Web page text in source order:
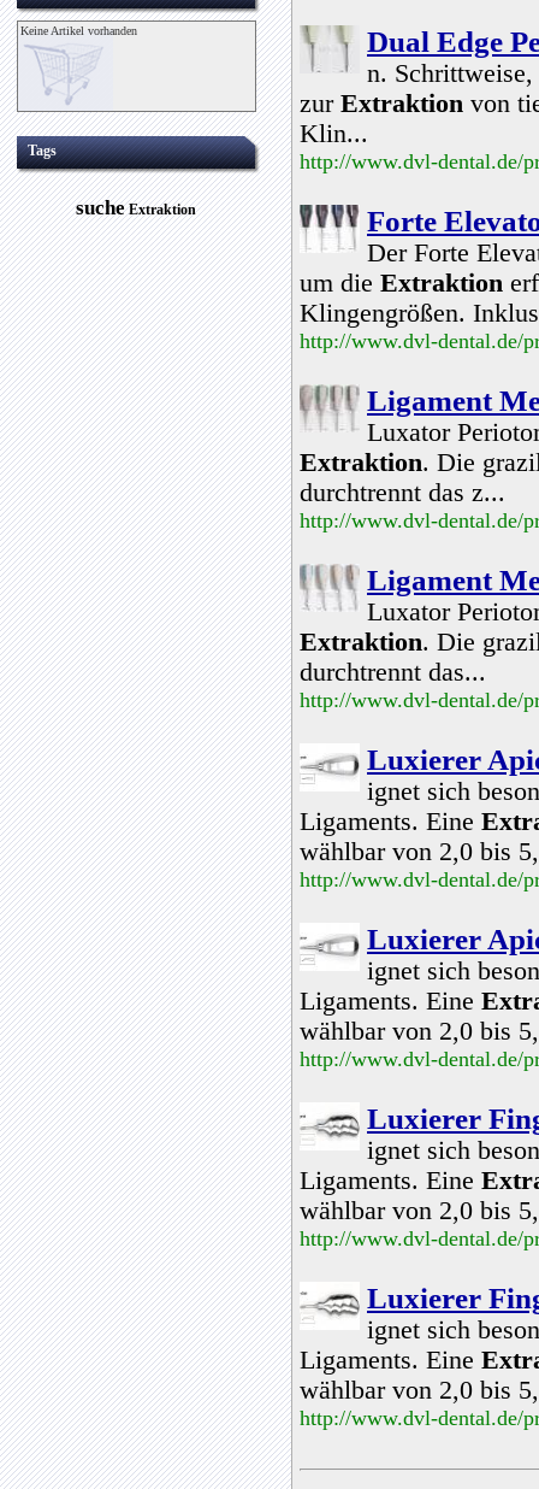
Keine Artikel vorhanden
Tags
suche Extraktion
Dual Edge
n.
zur Extraktion von
Klin...
http://www.dvl-dental.de/
Forte
Der Forte
um die Extraktion
Klingengrößen.
http://www.dvl-dental.de/
Ligament
Luxator
Extraktion. Die
durchtrennt das z...
http://www.dvl-dental.de/
Ligament
Luxator
Extraktion. Die
durchtrennt das...
http://www.dvl-dental.de/
Luxierer
ignet sich
Ligaments. Eine
wählbar von 2,0 bis
http://www.dvl-dental.de/
Luxierer
ignet sich
Ligaments. Eine
wählbar von 2,0 bis
http://www.dvl-dental.de/
Luxierer
ignet sich
Ligaments. Eine
wählbar von 2,0 bis
http://www.dvl-dental.de/
Luxierer
ignet sich
Ligaments. Eine
wählbar von 2,0 bis
http://www.dvl-dental.de/